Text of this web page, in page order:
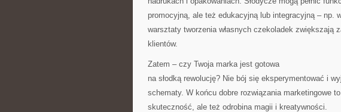
promocyjną, ale też edukacyjną lub integracyjną – np.
warsztaty tworzenia własnych czekoladek zwiększają
klientów.
Zatem – czy Twoja marka jest gotowa
na słodką rewolucję? Nie bój się eksperymentować i
schematy. W końcu dobre rozwiązania marketingowe
skuteczność, ale też odrobina magii i kreatywności.